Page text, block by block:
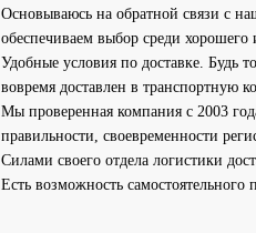
Основываюсь на обратной связи с
обеспечиваем выбор среди хорошего
Удобные условия по доставке. Будь
вовремя доставлен в транспортную
Мы проверенная компания с 2003
правильности, своевременности
Силами своего отдела логистики
Есть возможность самостоятельного